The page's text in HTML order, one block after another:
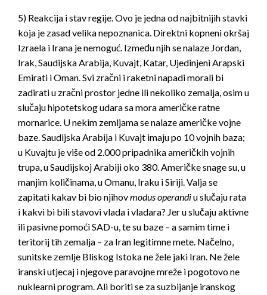
5) Reakcija i stav regije. Ovo je jedna od najbitnijih stavki
koja je zasad velika nepoznanica. Direktni kopneni okršaj
Izraela i Irana je nemoguć. Između njih se nalaze Jordan,
Irak, Saudijska Arabija, Kuvajt, Katar, Ujedinjeni Arapski
Emirati i Oman. Svi zračni i raketni napadi morali bi
zadirati u zračni prostor jedne ili nekoliko zemalja, osim u
slučaju hipotetskog udara sa mora američke ratne
mornarice. U nekim zemljama se nalaze američke vojne
baze. Saudijska Arabija i Kuvajt imaju po 10 vojnih baza;
u Kuvajtu je više od 2.000 pripadnika američkih vojnih
trupa, u Saudijskoj Arabiji oko 380. Američke snage su, u
manjim količinama, u Omanu, Iraku i Siriji. Valja se
zapitati kakav bi bio njihovmodus operandiu slučaju rata
i kakvi bi bili stavovi vlada i vladara? Jer u slučaju aktivne
ili pasivne pomoći SAD-u, te su baze – a samim time i
teritorij tih zemalja – za Iran legitimne mete. Načelno,
sunitske zemlje Bliskog Istoka ne žele jaki Iran. Ne žele
iranski utjecaj i njegove paravojne mreže i pogotovo ne
nuklearni program. Ali boriti se za suzbijanje iranskog